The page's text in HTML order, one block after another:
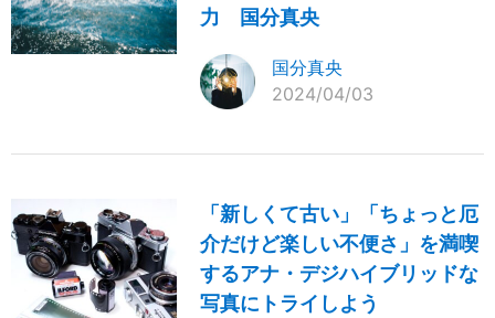
力 国分真央
国分真央
2024/04/03
「新しくて古い」「ちょっと厄
介だけど楽しい不便さ」を満喫
するアナ・デジハイブリッドな
写真にトライしよう